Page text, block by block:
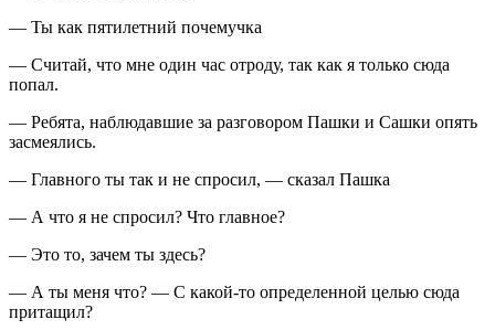
— Ты как пятилетний почемучка
— Считай, что мне один час отроду, так как я только сюда
попал.
— Ребята, наблюдавшие за разговором Пашки и Сашки опять
засмеялись.
— Главного ты так и не спросил, — сказал Пашка
— А что я не спросил? Что главное?
— Это то, зачем ты здесь?
— А ты меня что? — С какой-то определенной целью сюда
притащил?